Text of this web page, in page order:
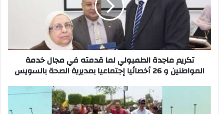
قدمته
في
مجال
خدمة
المواطنين
إجتماعيا
تكريم ماجدة الطمبولي لما قدمته في مجال خدمة
المواطنين و 26 أخصائيا إجتماعيا بمديرية الصحة بالسويس